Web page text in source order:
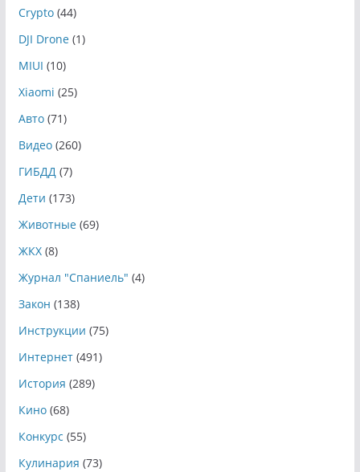
Crypto(44)
DJI Drone(1)
MIUI (10)
Xiaomi (25)
Авто(71)
Видео(260)
ГИБДД(7)
Дети (173)
Животные(69)
ЖКХ(8)
Журнал "Спаниель" (4)
Закон (138)
Инструкции (75)
Интернет(491)
История (289)
Кино(68)
Конкурс (55)
Кулинария (73)